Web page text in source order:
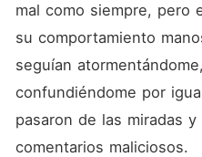
mal como siempre, pero
su comportamiento
seguían
confundiéndome por
pasaron de las miradas
comentarios maliciosos.